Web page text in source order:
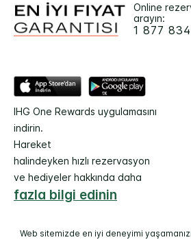
Online
arayın:
1 877
IHG One Rewards uygulamasını
indirin.
Hareket
halindeyken hızlı rezervasyon
ve hediyeler hakkında daha
fazla bilgi edinin
Web sitemizde en iyi deneyimi